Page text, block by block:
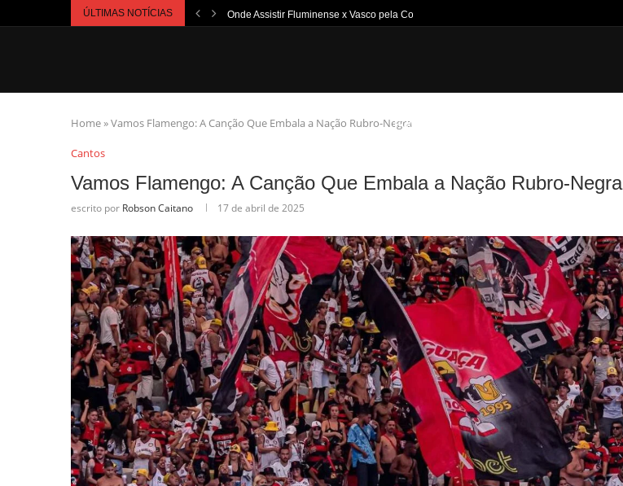
ÚLTIMAS NOTÍCIAS Onde Assistir Fluminense x Vasco pela Copa do...
HOME
Home»Vamos Flamengo: A Canção Que Embala a Nação Rubro-Negra
Cantos
Vamos Flamengo: A Canção Que Embala a Nação Rubro-Negra
escrito por Robson Caitano 17 de abril de 2025